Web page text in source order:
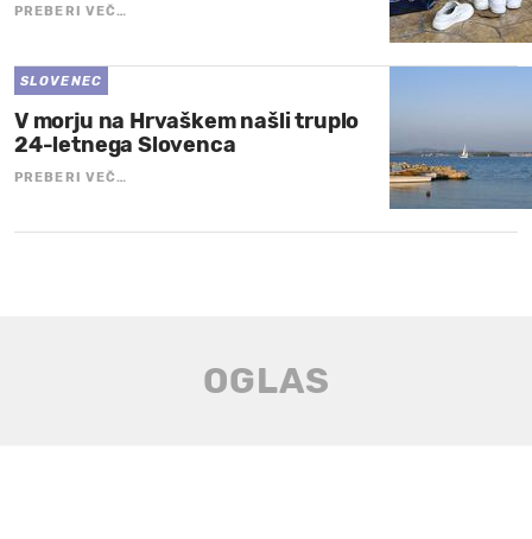
PREBERI VEČ…
SLOVENEC
V morju na Hrvaškem našli truplo
24-letnega Slovenca
PREBERI VEČ…